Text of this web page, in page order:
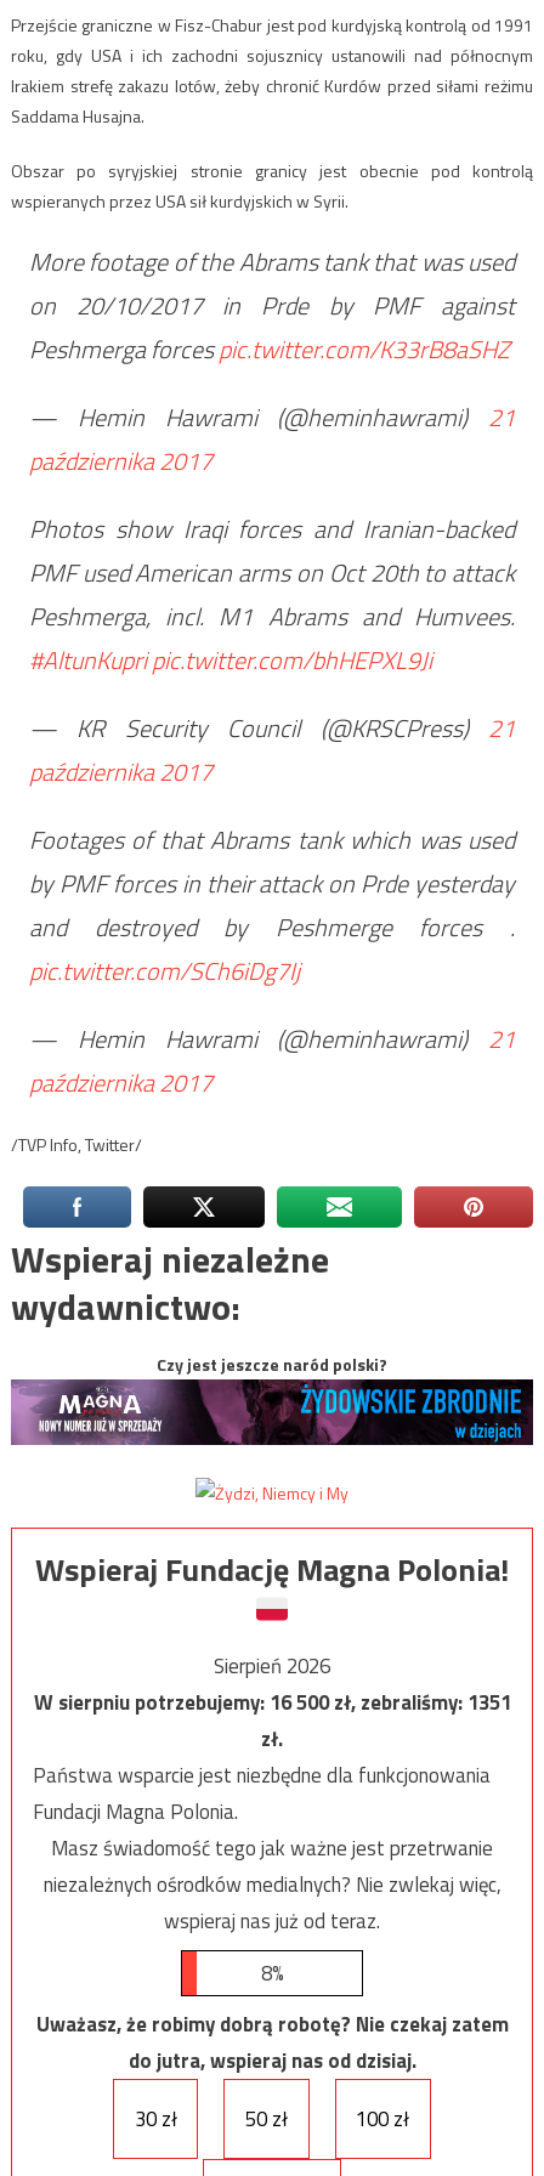
Przejście graniczne w Fisz-Chabur jest pod kurdyjską kontrolą od 1991
roku, gdy USA i ich zachodni sojusznicy ustanowili nad północnym
Irakiem strefę zakazu lotów, żeby chronić Kurdów przed siłami reżimu
Saddama Husajna.
Obszar po syryjskiej stronie granicy jest obecnie pod kontrolą
wspieranych przez USA sił kurdyjskich w Syrii.
More footage of the Abrams tank that was used
on 20/10/2017 in Prde by PMF against
Peshmerga forcespic.twitter.com/K33rB8aSHZ
— Hemin Hawrami (@heminhawrami) 21
października 2017
Photos show Iraqi forces and Iranian-backed
PMF used American arms on Oct 20th to attack
Peshmerga, incl. M1 Abrams and Humvees.
#AltunKupripic.twitter.com/bhHEPXL9Ji
— KR Security Council (@KRSCPress) 21
października 2017
Footages of that Abrams tank which was used
by PMF forces in their attack on Prde yesterday
and destroyed by Peshmerge forces .
pic.twitter.com/SCh6iDg7Ij
— Hemin Hawrami (@heminhawrami) 21
października 2017
/TVP Info, Twitter/
Wspieraj niezależne
wydawnictwo:
Czy jest jeszcze naród polski?
Wspieraj Fundację Magna Polonia!
Sierpień 2026
W sierpniu potrzebujemy:16 500zł, zebraliśmy:1351
zł.
Państwa wsparcie jest niezbędne dla funkcjonowania
Fundacji Magna Polonia.
Masz świadomość tego jak ważne jest przetrwanie
niezależnych ośrodków medialnych? Nie zwlekaj więc,
wspieraj nas już od teraz.
8%
Uważasz, że robimy dobrą robotę? Nie czekaj zatem
do jutra, wspieraj nas od dzisiaj.
30 zł
50 zł 100 zł